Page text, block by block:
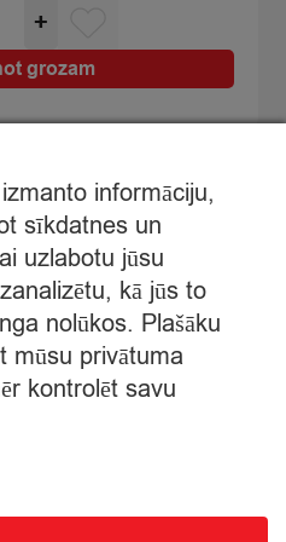
+
grozam
informāciju,
sīkdatnes un
uzlabotu jūsu
kā jūs to
nolūkos. Plašāku
mūsu privātuma
kontrolēt savu